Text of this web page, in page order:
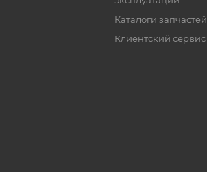
Каталоги запчастей
Клиентский сервис